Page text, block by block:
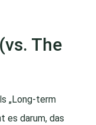
The
„Long-term
es darum, das